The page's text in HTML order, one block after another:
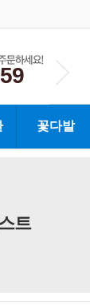
꽃다발
트